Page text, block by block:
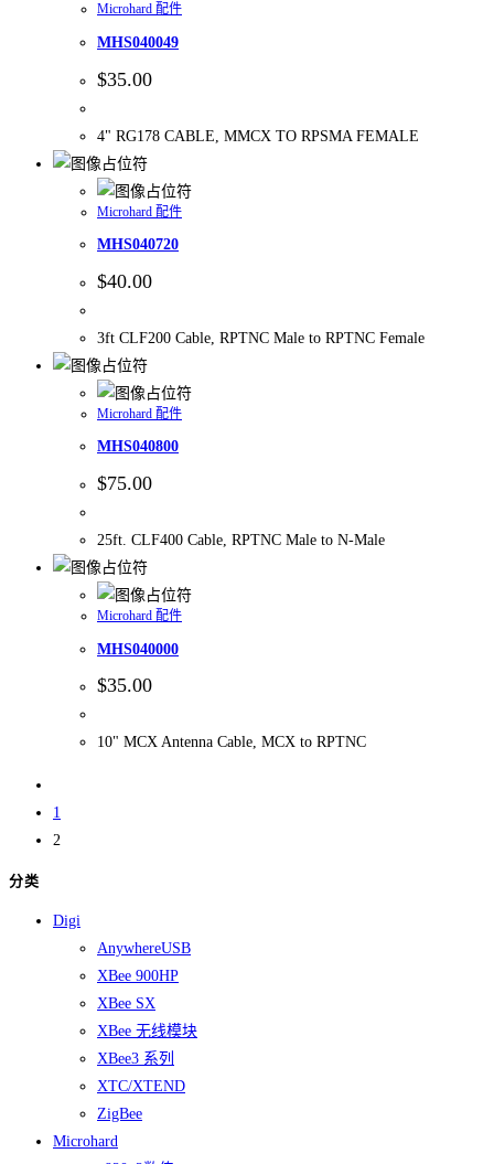
Microhard 配件
MHS040049
$35.00
4" RG178 CABLE, MMCX TO RPSMA FEMALE
Microhard 配件
MHS040720
$40.00
3ft CLF200 Cable, RPTNC Male to RPTNC Female
Microhard 配件
MHS040800
$75.00
25ft. CLF400 Cable, RPTNC Male to N-Male
Microhard 配件
MHS040000
$35.00
10" MCX Antenna Cable, MCX to RPTNC
1
2
分类
Digi
AnywhereUSB
XBee 900HP
XBee SX
XBee 无线模块
XBee3 系列
XTC/XTEND
ZigBee
Microhard